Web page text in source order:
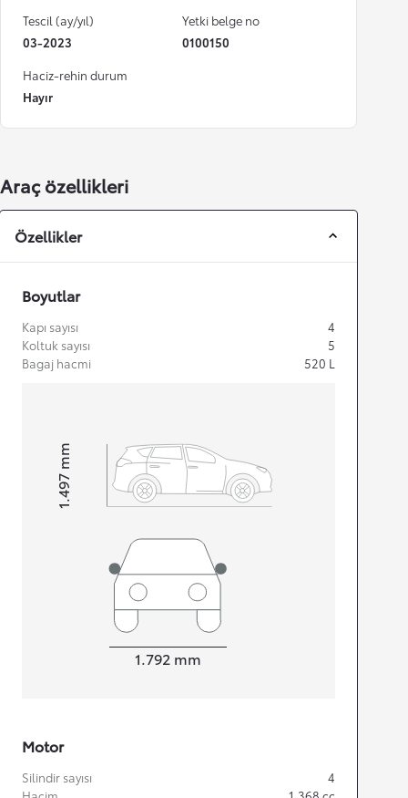
Tescil (ay/yıl)
03-2023
Yetki belge no
0100150
Haciz-rehin durum
Hayır
Araç özellikleri
Özellikler
Boyutlar
Kapı sayısı
4
Koltuk sayısı
5
Bagaj hacmi
520 L
Height1.497
mm
1.792 mm
Motor
Silindir sayısı
4